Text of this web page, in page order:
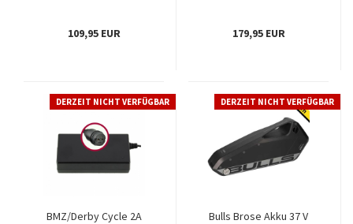
109,95 EUR 179,95 EUR
DERZEIT NICHT VERFÜGBAR
BMZ/Derby Cycle 2A
DERZEIT NICHT VERFÜGBAR
Bulls Brose Akku 37 V